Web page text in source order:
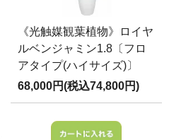
《光触媒観葉植物》ロイヤ
ルベンジャミン1.8〔フロ
アタイプ(ハイサイズ)〕
68,000円(税込74,800円)